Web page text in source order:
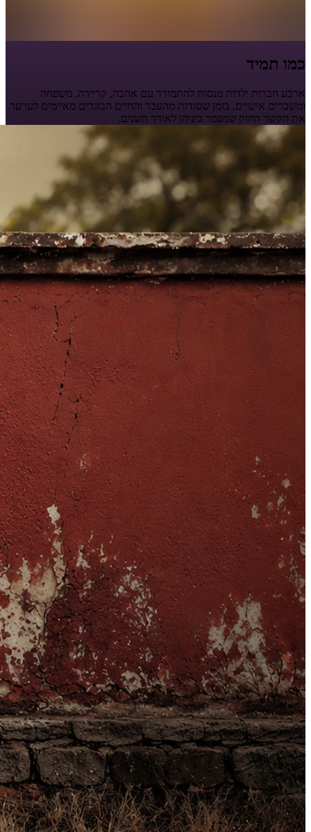
כמו תמיד
ארבע חברות ילדות מנסות להתמודד עם אהבה, קריירה, משפחה
ומשברים אישיים, בזמן שסודות מהעבר והחיים הבוגרים מאיימים לערער
את הקשר החזק שנשמר ביניהן לאורך השנים.